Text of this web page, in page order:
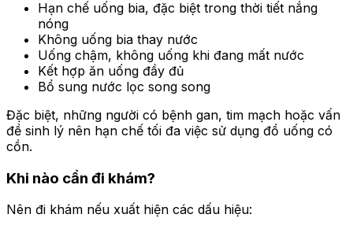
Hạn chế uống bia, đặc biệt trong thời tiết nắng
nóng
Không uống bia thay nước
Uống chậm, không uống khi đang mất nước
Kết hợp ăn uống đầy đủ
Bổ sung nước lọc song song
Đặc biệt, những người có bệnh gan, tim mạch hoặc vấn
đề sinh lý nên hạn chế tối đa việc sử dụng đồ uống có
cồn.
Khi nào cần đi khám?
Nên đi khám nếu xuất hiện các dấu hiệu: